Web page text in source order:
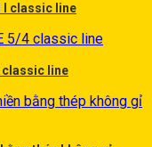
I classic line
classic line